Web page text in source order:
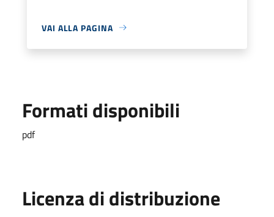
VAI ALLA PAGINA
Formati disponibili
pdf
Licenza di distribuzione